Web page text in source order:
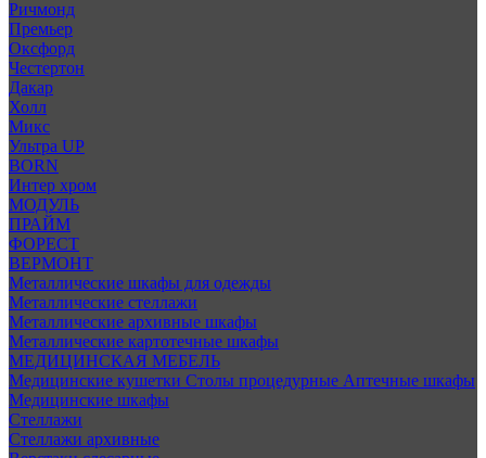
Ричмонд
Премьер
Оксфорд
Честертон
Дакар
Холл
Микс
Ультра UP
BORN
Интер хром
МОДУЛЬ
ПРАЙМ
ФОРЕСТ
ВЕРМОНТ
Металлические шкафы для одежды
Металлические стеллажи
Металлические архивные шкафы
Металлические картотечные шкафы
МЕДИЦИНСКАЯ МЕБЕЛЬ
Медицинские кушетки Столы процедурные Аптечные шкафы
Медицинские шкафы
Стеллажи
Стеллажи архивные